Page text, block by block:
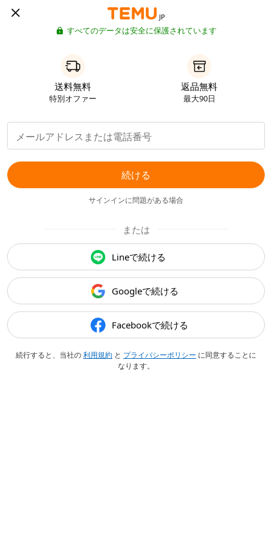
JP
すべてのデータは安全に保護されています
送料無料
特別オファー
返品無料
最大90日
続ける
サインインに問題がある場合
または
Lineで続ける
Googleで続ける
Facebookで続ける
続行すると、当社の利用規約 と プライバシーポリシー に同意することに
なります。